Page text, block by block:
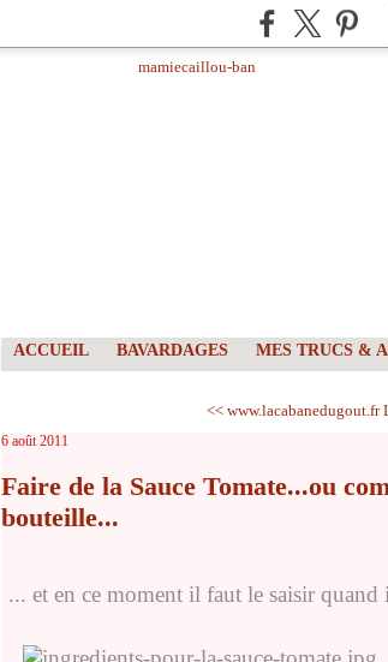
ACCUEIL BAVARDAGES MES TRUCS &
<< www.lacabanedugout.fr
6 août 2011
Faire de la Sauce Tomate...ou
bouteille...
... et en ce moment il faut le saisir quand